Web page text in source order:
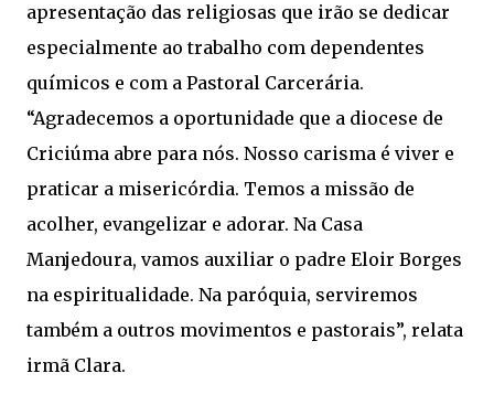
apresentação das religiosas que irão se dedicar
especialmente ao trabalho com dependentes
químicos e com a Pastoral Carcerária.
“Agradecemos a oportunidade que a diocese de
Criciúma abre para nós. Nosso carisma é viver e
praticar a misericórdia. Temos a missão de
acolher, evangelizar e adorar. Na Casa
Manjedoura, vamos auxiliar o padre Eloir Borges
na espiritualidade. Na paróquia, serviremos
também a outros movimentos e pastorais”, relata
irmã Clara.